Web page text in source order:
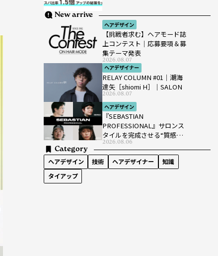
New arrive
ヘアデザイン
【挑戦者求む】ヘアモード誌
上コンテスト｜応募要項＆募
集テーマ発表
2026.08.07
ヘアデザイナー
RELAY COLUMN #01｜潮海
達矢［shiomi H］｜SALON
2026.08.07
ヘアデザイン
『SEBASTIAN
PROFESSIONAL』サロンス
タイルを完成させる“質感設
計”という新提案
2026.08.06
Category
ヘアデザイン 技術 ヘアデザイナー
知識
タイアップ